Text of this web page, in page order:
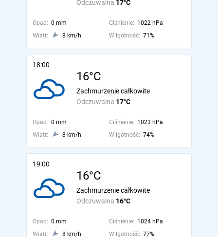
Odczuwalna 17°C
Opad: 0 mm Ciśnienie: 1022 hPa
Wiatr:
8 km/h Wilgotność: 71%
18:00
16°C
Odczuwalna 17°C
Zachmurzenie całkowite
Opad: 0 mm Ciśnienie: 1023 hPa
Wiatr:
8 km/h Wilgotność: 74%
19:00
16°C
Odczuwalna 16°C
Zachmurzenie całkowite
Opad: 0 mm Ciśnienie: 1024 hPa
Wiatr:
8 km/h Wilgotność: 77%